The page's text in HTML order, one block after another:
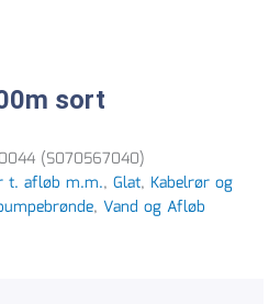
sort
(S070567040)
t. afløb m.m., Glat, Kabelrør og
, Vand og Afløb